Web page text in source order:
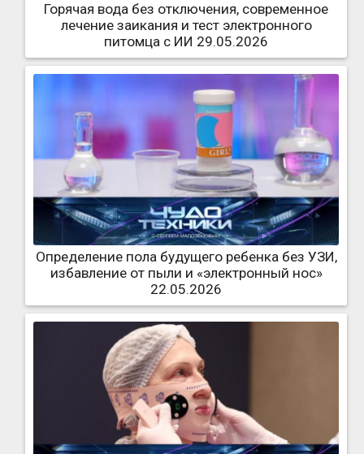
Горячая вода без отключения, современное
лечение заикания и тест электронного
питомца с ИИ 29.05.2026
Определение пола будущего ребенка без УЗИ,
избавление от пыли и «электронный нос»
22.05.2026